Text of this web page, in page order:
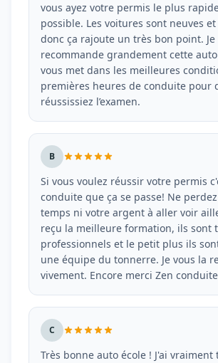
vous ayez votre permis le plus
possible. Les voitures sont neuves
donc ça rajoute un très bon point. Je
recommande grandement cette
vous met dans les meilleures
premières heures de conduite pour
réussissiez l’examen.
B
Si vous voulez réussir votre permis
conduite que ça se passe! Ne
temps ni votre argent à aller voir
reçu la meilleure formation, ils sont
professionnels et le petit plus ils
une équipe du tonnerre. Je vous la
vivement. Encore merci Zen
C
Très bonne auto école ! J'ai vraiment